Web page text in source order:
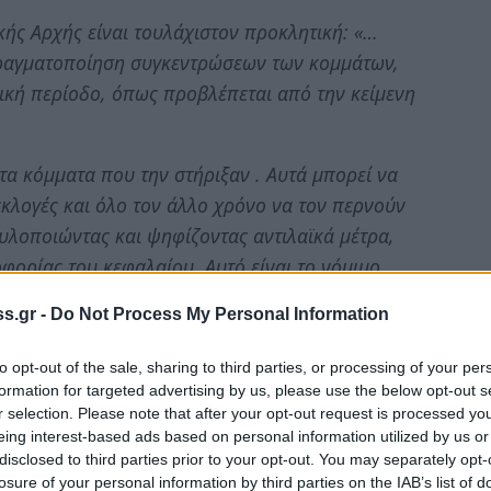
- Do Not Process My Personal Information
opt-out of the sale, sharing to third parties, or processing of your
for targeted advertising by us, please use the below opt-out
selection. Please note that after your opt-out request is processed
interest-based ads based on personal information utilized by us
to third parties prior to your opt-out. You may separately
of your personal information by third parties on the IAB’s list of
Αρχής είναι τουλάχιστον προκλητική: «…
συγκεντρώσεων των κομμάτων,
περίοδο, όπως προβλέπεται από την κείμενη
κόμματα που την στήριξαν . Αυτά μπορεί να
και όλο τον άλλο χρόνο να τον περνούν
και ψηφίζοντας αντιλαϊκά μέτρα,
του κεφαλαίου. Αυτό είναι το νόμιμο
όμως, ακόμα δεν έχουν βγάλει εκτός
συναθροίσεις.
Δημοτική Αρχή πως η συγκέντρωση του ΚΚΕ
τη μέρα και την ώρα που έχει ανακοινωθεί.
τα πράγματα στη θέση τους: